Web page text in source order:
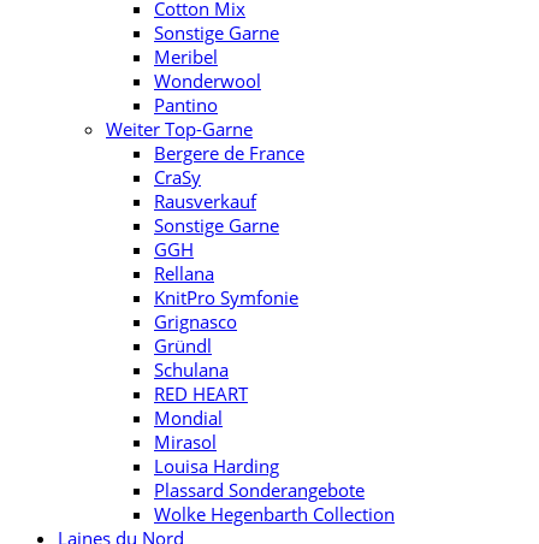
Cotton Mix
Sonstige Garne
Meribel
Wonderwool
Pantino
Weiter Top-Garne
Bergere de France
CraSy
Rausverkauf
Sonstige Garne
GGH
Rellana
KnitPro Symfonie
Grignasco
Gründl
Schulana
RED HEART
Mondial
Mirasol
Louisa Harding
Plassard Sonderangebote
Wolke Hegenbarth Collection
Laines du Nord